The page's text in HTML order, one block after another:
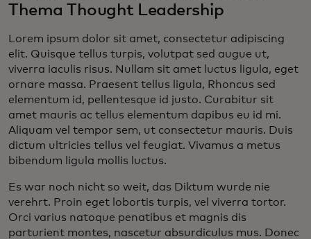
Thema Thought Leadership
Lorem ipsum dolor sit amet, consectetur adipiscing
elit. Quisque tellus turpis, volutpat sed augue ut,
viverra iaculis risus. Nullam sit amet luctus ligula, eget
ornare massa. Praesent tellus ligula, Rhoncus sed
elementum id, pellentesque id justo. Curabitur sit
amet mauris ac tellus elementum dapibus eu id mi.
Aliquam vel tempor sem, ut consectetur mauris. Duis
dictum ultricies tellus vel feugiat. Vivamus a metus
bibendum ligula mollis luctus.
Es war noch nicht so weit, das Diktum wurde nie
verehrt. Proin eget lobortis turpis, vel viverra tortor.
Orci varius natoque penatibus et magnis dis
parturient montes, nascetur absurdiculus mus. Donec